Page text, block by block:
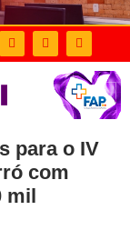
para o IV
com
mil